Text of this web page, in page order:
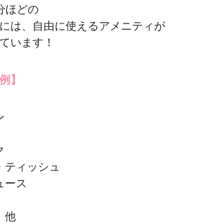
ほどの
は、自由に使えるアメニティが
います！
】
ィッシュ
ス
他